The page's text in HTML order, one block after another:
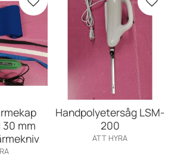
30 mm
Gem som favorit
Handpolyetersåg LSM-
200
ATT HYRA
Gem